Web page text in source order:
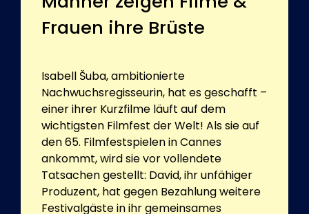
Frauen ihre Brüste
Isabell Šuba, ambitionierte
Nachwuchsregisseurin, hat es geschafft –
einer ihrer Kurzfilme läuft auf dem
wichtigsten Filmfest der Welt! Als sie auf
den 65. Filmfestspielen in Cannes
ankommt, wird sie vor vollendete
Tatsachen gestellt: David, ihr unfähiger
Produzent, hat gegen Bezahlung weitere
Festivalgäste in ihr gemeinsames